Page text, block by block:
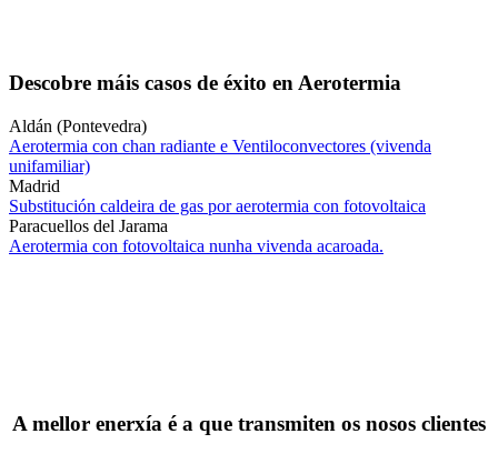
Descobre máis casos de éxito en Aerotermia
Aldán (Pontevedra)
Aerotermia con chan radiante e Ventiloconvectores (vivenda
unifamiliar)
Madrid
Substitución caldeira de gas por aerotermia con fotovoltaica
Paracuellos del Jarama
Aerotermia con fotovoltaica nunha vivenda acaroada.
A mellor enerxía é a que transmiten os nosos clientes